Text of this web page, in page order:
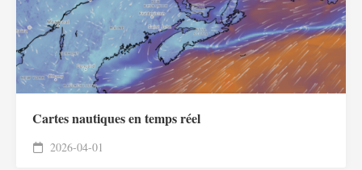
Cartes nautiques en temps réel
2026-04-01